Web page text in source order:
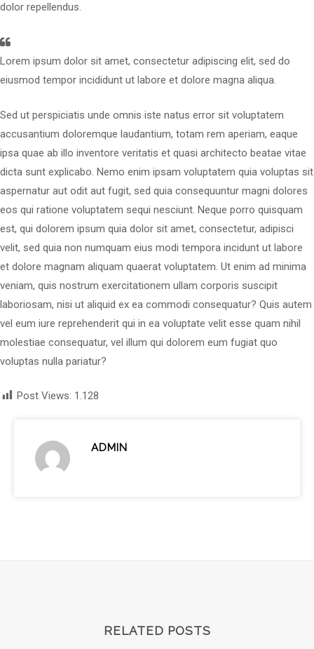
dolor repellendus.
Lorem ipsum dolor sit amet, consectetur adipiscing elit, sed do
eiusmod tempor incididunt ut labore et dolore magna aliqua.
Sed ut perspiciatis unde omnis iste natus error sit voluptatem
accusantium doloremque laudantium, totam rem aperiam, eaque
ipsa quae ab illo inventore veritatis et quasi architecto beatae vitae
dicta sunt explicabo. Nemo enim ipsam voluptatem quia voluptas sit
aspernatur aut odit aut fugit, sed quia consequuntur magni dolores
eos qui ratione voluptatem sequi nesciunt. Neque porro quisquam
est, qui dolorem ipsum quia dolor sit amet, consectetur, adipisci
velit, sed quia non numquam eius modi tempora incidunt ut labore
et dolore magnam aliquam quaerat voluptatem. Ut enim ad minima
veniam, quis nostrum exercitationem ullam corporis suscipit
laboriosam, nisi ut aliquid ex ea commodi consequatur? Quis autem
vel eum iure reprehenderit qui in ea voluptate velit esse quam nihil
molestiae consequatur, vel illum qui dolorem eum fugiat quo
voluptas nulla pariatur?
Post Views: 1.128
ADMIN
RELATED POSTS